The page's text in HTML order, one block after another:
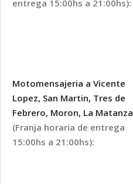
entrega 15:00hs a 21:00hs):
Motomensajeria a Vicente
Lopez, San Martin, Tres de
Febrero, Moron, La Matanza
(Franja horaria de entrega
15:00hs a 21:00hs):